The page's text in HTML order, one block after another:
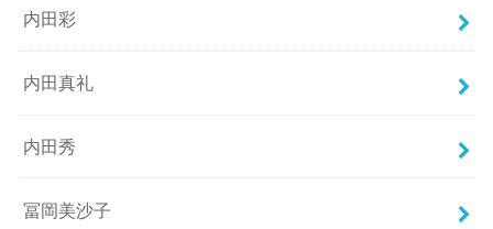
内田彩
内田真礼
内田秀
冨岡美沙子